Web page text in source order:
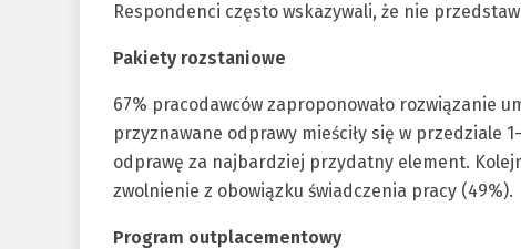
Respondenci często wskazywali, że nie
Pakiety rozstaniowe
67% pracodawców zaproponowało rozwiązanie
przyznawane odprawy mieściły się w przedziale
odprawę za najbardziej przydatny element.
zwolnienie z obowiązku świadczenia pracy (49%).
Program outplacementowy